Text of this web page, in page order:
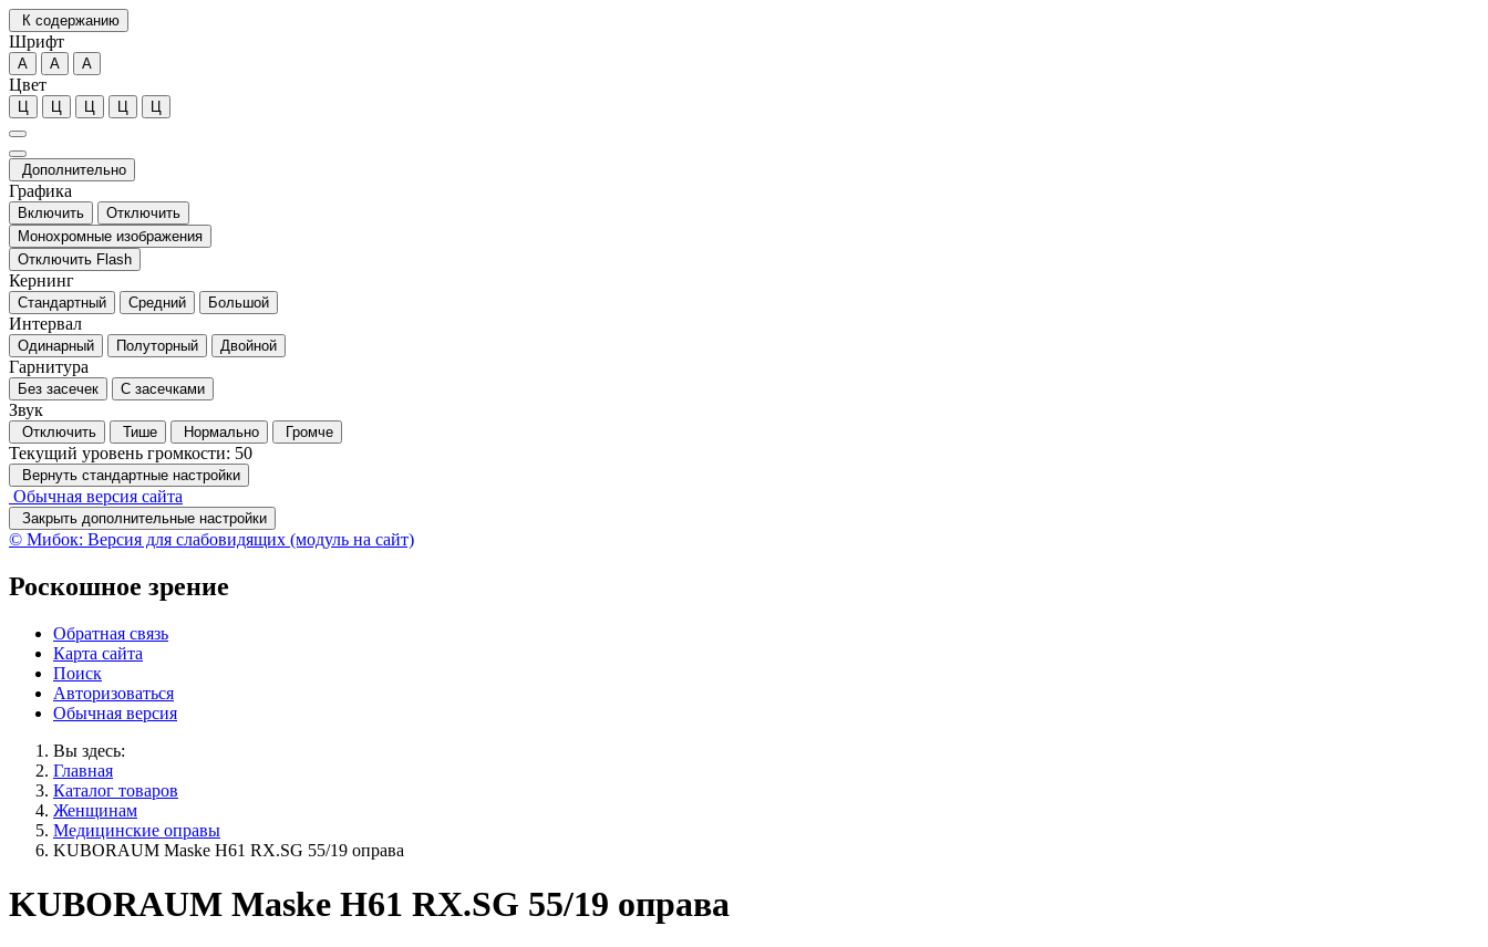
К содержанию
Шрифт
А А А
Цвет
Ц Ц Ц Ц Ц
Дополнительно
Графика
Включить
Отключить
Монохромные изображения
Отключить Flash
Кернинг
Стандартный Средний Большой
Интервал
Одинарный Полуторный Двойной
Гарнитура
Без засечек С засечками
Звук
Отключить Тише Нормально Громче
Текущий уровень громкости: 50
Вернуть стандартные настройки
Обычная версия сайта
Закрыть дополнительные настройки
© Мибок: Версия для слабовидящих (модуль на сайт)
Роскошное зрение
Обратная связь
Карта сайта
Поиск
Авторизоваться
Обычная версия
Вы здесь:
Главная
Каталог товаров
Женщинам
Медицинские оправы
KUBORAUM Maske H61 RX.SG 55/19 оправа
KUBORAUM Maske H61 RX.SG 55/19 оправа